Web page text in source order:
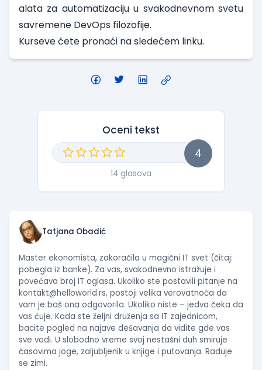
alata za automatizaciju u svakodnevnom svetu
savremene DevOps filozofije.
Kurseve ćete pronaći nasledećem linku.
Oceni tekst
4
14 glasova
Tatjana Obadić
Master ekonomista, zakoračila u magični IT svet (čitaj:
pobegla iz banke). Za vas, svakodnevno istražuje i
povećava broj IT oglasa. Ukoliko ste postavili pitanje na
kontakt@helloworld.rs, postoji velika verovatnoća da
vam je baš ona odgovorila. Ukoliko niste – jedva čeka da
vas čuje. Kada ste željni druženja sa IT zajednicom,
bacite pogled na najave dešavanja da vidite gde vas
sve vodi. U slobodno vreme svoj nestašni duh smiruje
časovima joge, zaljubljenik u knjige i putovanja. Raduje
se zimi.